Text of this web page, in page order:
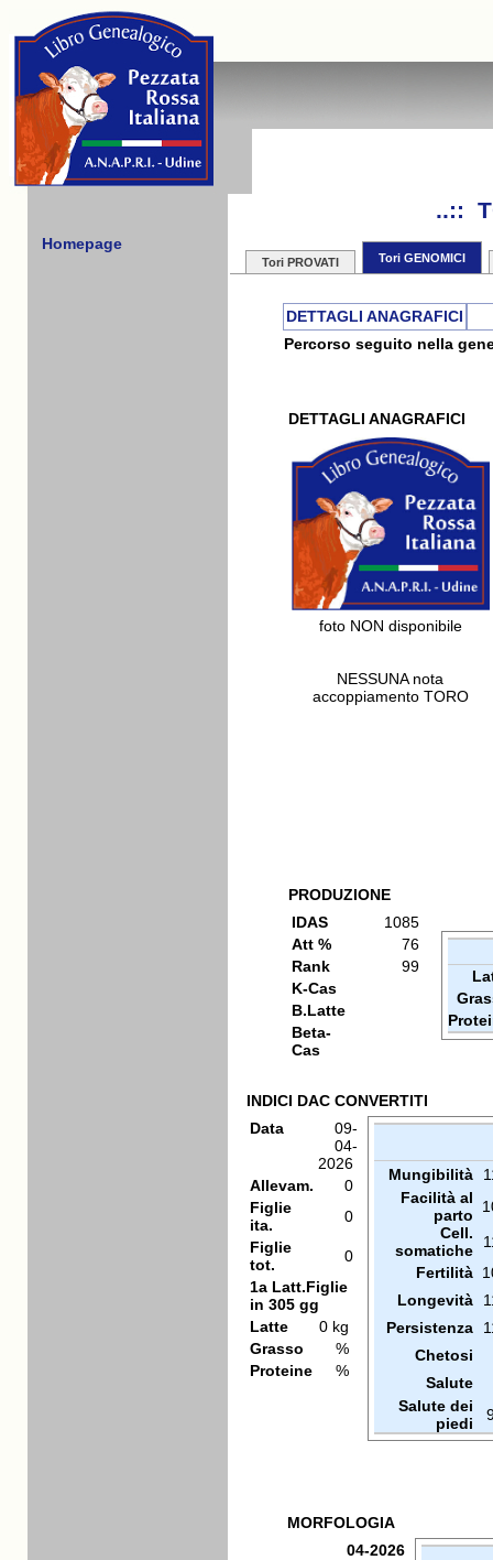
Homepage
..::
Tori PROVATI Tori GENOMICI
DETTAGLI ANAGRAFICI
Percorso seguito nella
DETTAGLI ANAGRAFICI
foto NON disponibile
NESSUNA nota
accoppiamento TORO
PRODUZIONE
IDAS
1085
Att %
76
Rank
99
K-Cas
B.Latte
Beta-
Cas
INDICI DAC CONVERTITI
Data
09-
04-
2026
Allevam.
0
Figlie
ita.
0
Figlie
tot.
0
1a Latt.Figlie
in 305 gg
Latte
0 kg
Grasso
%
Proteine
%
Mungibilità
Facilità al
parto
Cell.
somatiche
Fertilità
Longevità
Persistenza
Chetosi
Salute
Salute dei
piedi
MORFOLOGIA
04-2026